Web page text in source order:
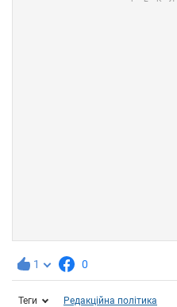
1 0
Теги Редакційна політика